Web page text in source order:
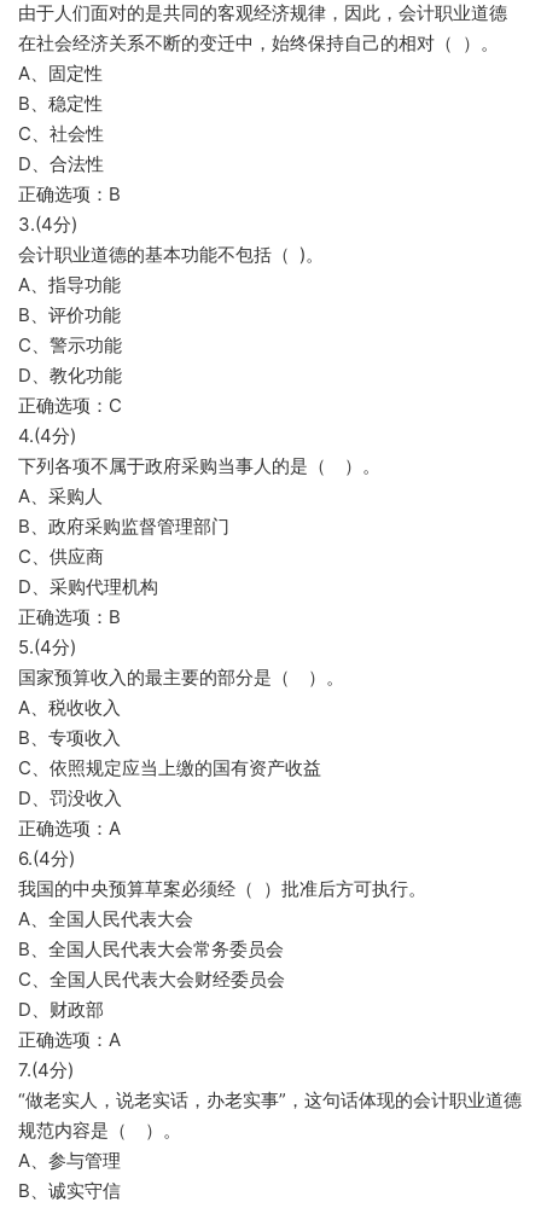
由于人们面对的是共同的客观经济规律，因此，会计职业道德
在社会经济关系不断的变迁中，始终保持自己的相对（ ）。
A、固定性
B、稳定性
C、社会性
D、合法性
正确选项：B
3.(4分)
会计职业道德的基本功能不包括（ )。
A、指导功能
B、评价功能
C、警示功能
D、教化功能
正确选项：C
4.(4分)
下列各项不属于政府采购当事人的是（ ）。
A、采购人
B、政府采购监督管理部门
C、供应商
D、采购代理机构
正确选项：B
5.(4分)
国家预算收入的最主要的部分是（ ）。
A、税收收入
B、专项收入
C、依照规定应当上缴的国有资产收益
D、罚没收入
正确选项：A
6.(4分)
我国的中央预算草案必须经（ ）批准后方可执行。
A、全国人民代表大会
B、全国人民代表大会常务委员会
C、全国人民代表大会财经委员会
D、财政部
正确选项：A
7.(4分)
“做老实人，说老实话，办老实事”，这句话体现的会计职业道德
规范内容是（ ）。
A、参与管理
B、诚实守信